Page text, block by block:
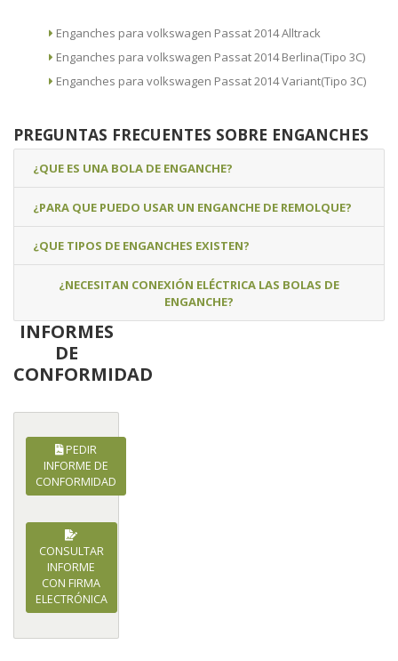
Enganches para volkswagen Passat 2014 Alltrack
Enganches para volkswagen Passat 2014 Berlina(Tipo 3C)
Enganches para volkswagen Passat 2014 Variant(Tipo 3C)
PREGUNTAS FRECUENTES SOBRE ENGANCHES
¿QUE ES UNA BOLA DE ENGANCHE?
¿PARA QUE PUEDO USAR UN ENGANCHE DE REMOLQUE?
¿QUE TIPOS DE ENGANCHES EXISTEN?
¿NECESITAN CONEXIÓN ELÉCTRICA LAS BOLAS DE
ENGANCHE?
INFORMES
DE
CONFORMIDAD
PEDIR
INFORME DE
CONFORMIDAD
CONSULTAR
INFORME
CON FIRMA
ELECTRÓNICA